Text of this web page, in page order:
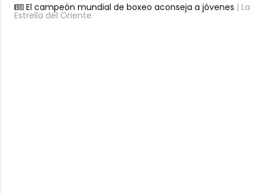
El campeón mundial de boxeo aconseja a jóvenes | La
Estrella del Oriente